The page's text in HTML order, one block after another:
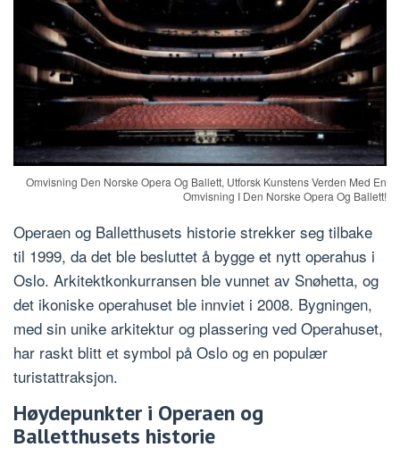
Omvisning Den Norske Opera Og Ballett, Utforsk Kunstens Verden Med En
Omvisning I Den Norske Opera Og Ballett!
Operaen og Balletthusets historie strekker seg tilbake
til 1999, da det ble besluttet å bygge et nytt operahus i
Oslo. Arkitektkonkurransen ble vunnet av Snøhetta, og
det ikoniske operahuset ble innviet i 2008. Bygningen,
med sin unike arkitektur og plassering ved Operahuset,
har raskt blitt et symbol på Oslo og en populær
turistattraksjon.
Høydepunkter i Operaen og
Balletthusets historie